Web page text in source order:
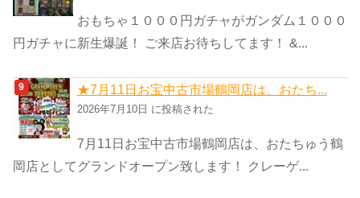
おもちゃ１０００円ガチャがガンダム１０００
円ガチャに新生爆誕！ ご来店お待ちしてます！ &...
★7月11日お宝中古市場鶴岡店は、おたち...
2026年7月10日 に投稿された
7月11日お宝中古市場鶴岡店は、おたちゅう鶴
岡店としてグランドオープン致します！ クレーゲ...